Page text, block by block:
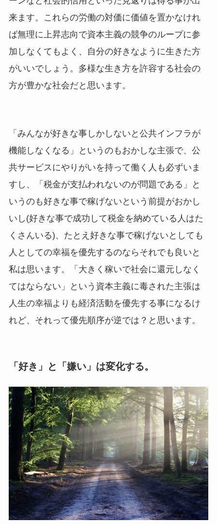
来ます。これらの労働の対価に価値を置かなけれ
ば無理に上昇志向で資本主義の競争のループに参
加しなくてもよく、自分の好きなように生きた方
がいいでしょう。多様な生き方を許容する社会の
方が豊かな社会だと思います。
「みんなが好きな事しかしないと公共インフラが
機能しなくなる」というのもおかしな主張で、公
共サービスにやりがいを持って働く人も必ずいま
すし、「税金が支払われないのが問題である」と
いうのも好きな事で稼げないという前提がおかし
いし(好きな事で成功して税金を納めている人はた
くさんいる)、たとえ好きな事で稼げないとしても
人としての幸福を優先するのならそれでも良いと
私は思います。「大きく稼いで社会に還元しなく
てはならない」という資本主義に毒された主張は
人生の幸福よりも経済活動を優先する事になるけ
れど、それって優先順序が逆では？と思います。
「好き」と「嫌い」は変化する。